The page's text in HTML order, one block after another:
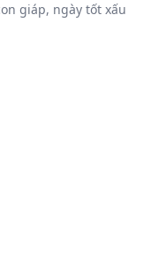
giáp, ngày tốt xấu